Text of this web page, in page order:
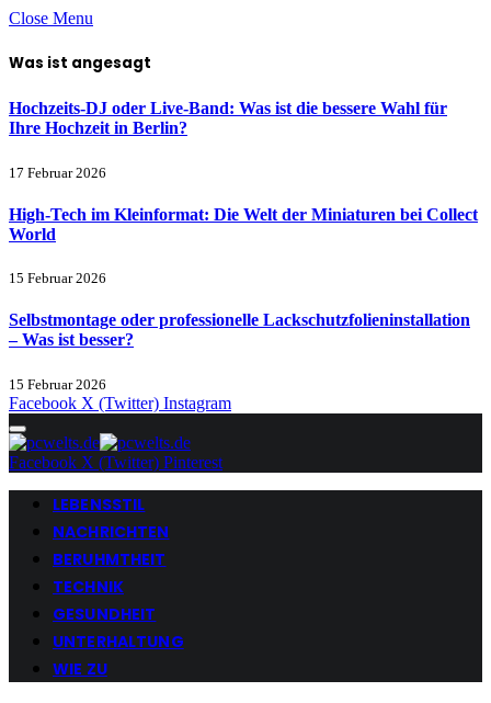
Close Menu
Was ist angesagt
Hochzeits-DJ oder Live-Band: Was ist die bessere Wahl für
Ihre Hochzeit in Berlin?
17 Februar 2026
High-Tech im Kleinformat: Die Welt der Miniaturen bei Collect
World
15 Februar 2026
Selbstmontage oder professionelle Lackschutzfolieninstallation
– Was ist besser?
15 Februar 2026
Facebook X (Twitter) Instagram
Facebook X (Twitter) Pinterest
LEBENSSTIL
NACHRICHTEN
BERUHMTHEIT
TECHNIK
GESUNDHEIT
UNTERHALTUNG
WIE ZU